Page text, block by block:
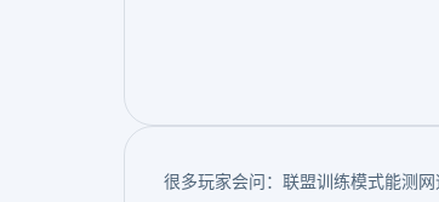
很多玩家会问：联盟训练模式能测